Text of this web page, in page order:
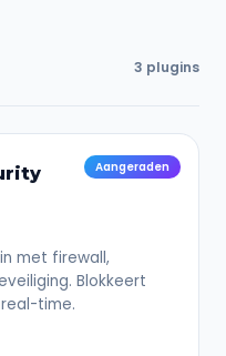
3 plugins
Aangeraden
met firewall,
Blokkeert
time.